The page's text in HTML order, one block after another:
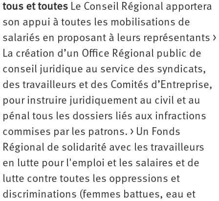
tous et toutes Le Conseil Régional apportera
son appui à toutes les mobilisations de
salariés en proposant à leurs représentants >
La création d’un Office Régional public de
conseil juridique au service des syndicats,
des travailleurs et des Comités d’Entreprise,
pour instruire juridiquement au civil et au
pénal tous les dossiers liés aux infractions
commises par les patrons. > Un Fonds
Régional de solidarité avec les travailleurs
en lutte pour l'emploi et les salaires et de
lutte contre toutes les oppressions et
discriminations (femmes battues, eau et